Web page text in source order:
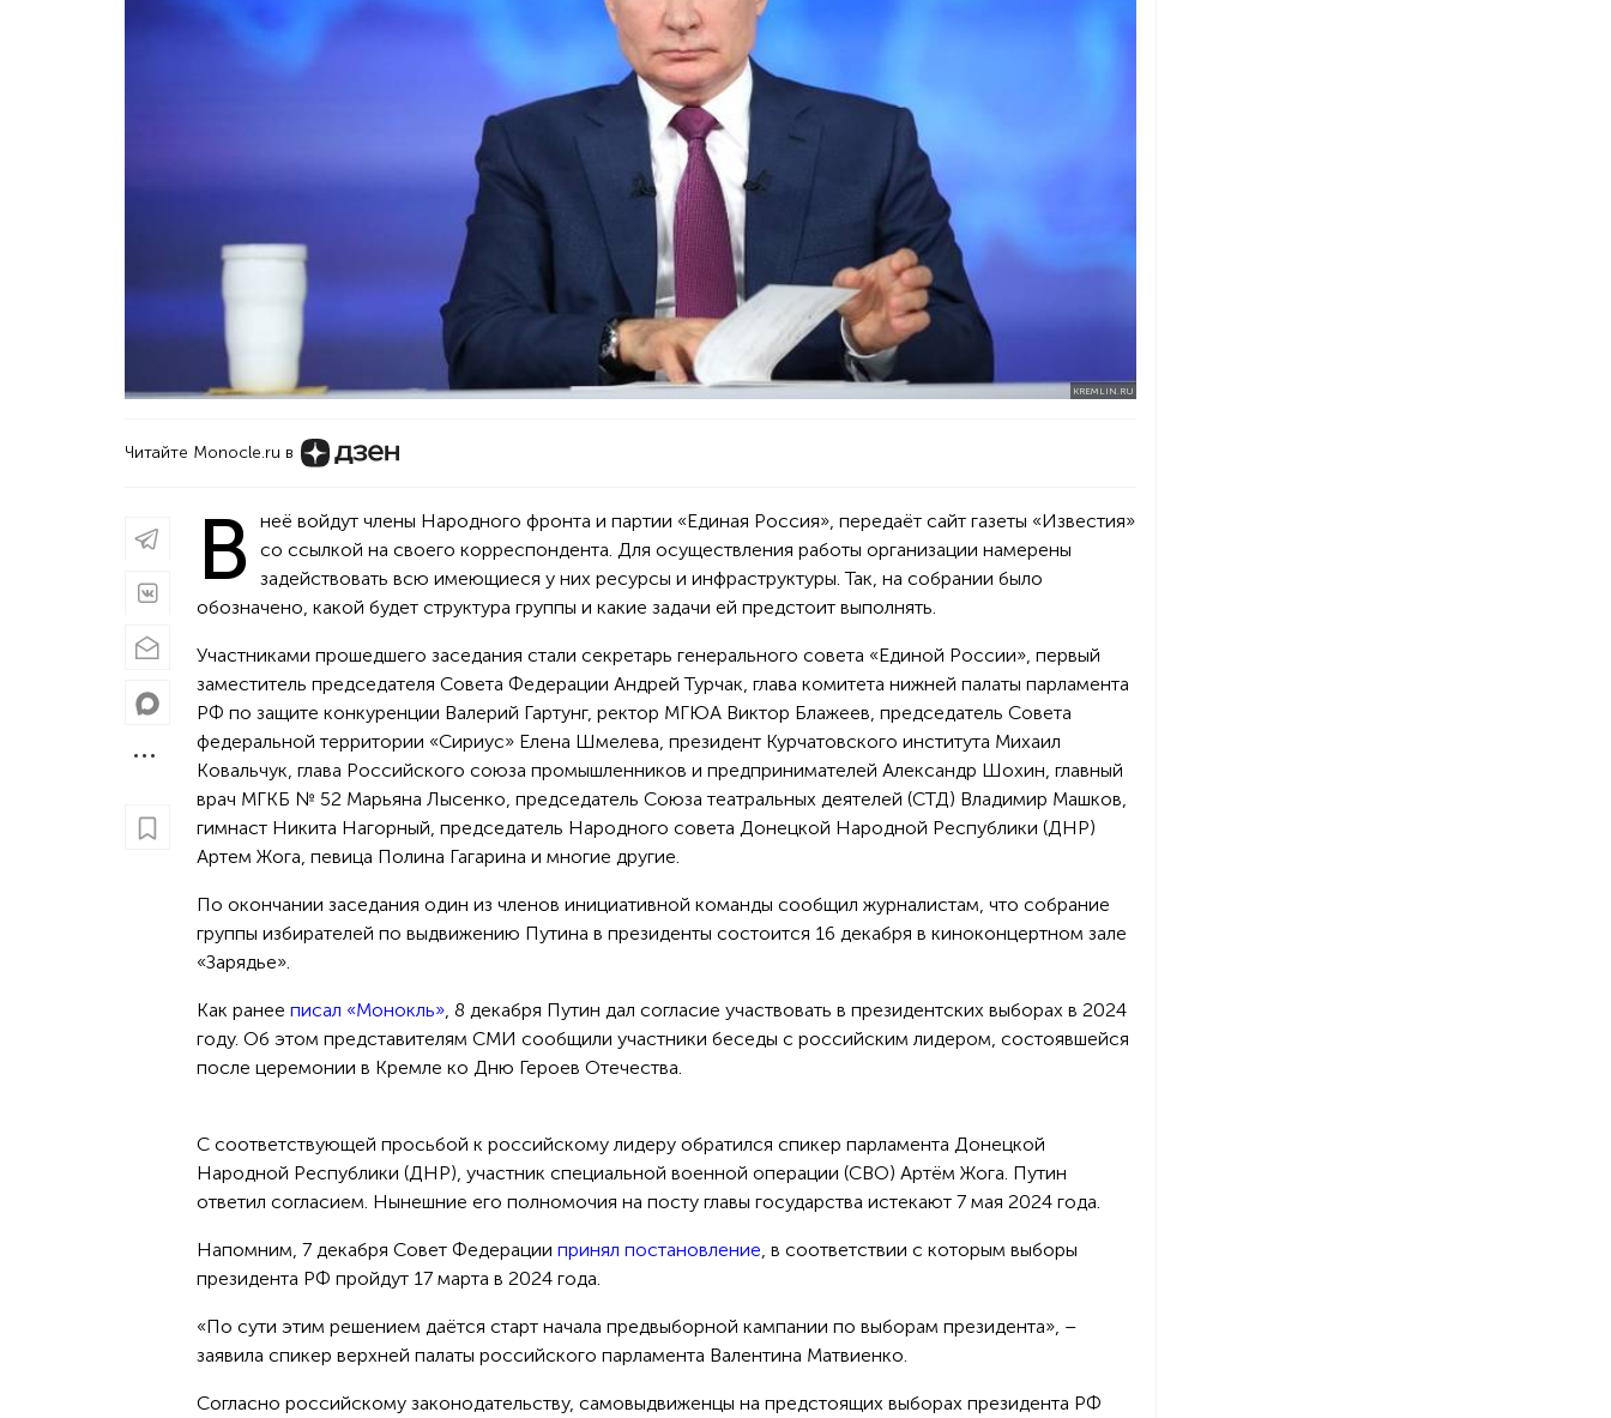
KREMLIN.RU
Читайте Monocle.ru в
В
неё войдут члены Народного фронта и партии «Единая Россия», передаёт сайт газеты «Известия»
со ссылкой на своего корреспондента. Для осуществления работы организации намерены
задействовать всю имеющиеся у них ресурсы и инфраструктуры. Так, на собрании было
обозначено, какой будет структура группы и какие задачи ей предстоит выполнять.
Участниками прошедшего заседания стали секретарь генерального совета «Единой России», первый
заместитель председателя Совета Федерации Андрей Турчак, глава комитета нижней палаты парламента
РФ по защите конкуренции Валерий Гартунг, ректор МГЮА Виктор Блажеев, председатель Совета
федеральной территории «Сириус» Елена Шмелева, президент Курчатовского института Михаил
Ковальчук, глава Российского союза промышленников и предпринимателей Александр Шохин, главный
врач МГКБ № 52 Марьяна Лысенко, председатель Союза театральных деятелей (СТД) Владимир Машков,
гимнаст Никита Нагорный, председатель Народного совета Донецкой Народной Республики (ДНР)
Артем Жога, певица Полина Гагарина и многие другие.
По окончании заседания один из членов инициативной команды сообщил журналистам, что собрание
группы избирателей по выдвижению Путина в президенты состоится 16 декабря в киноконцертном зале
«Зарядье».
Как ранее писал «Монокль» , 8 декабря Путин дал согласие участвовать в президентских выборах в 2024
году. Об этом представителям СМИ сообщили участники беседы с российским лидером, состоявшейся
после церемонии в Кремле ко Дню Героев Отечества.
С соответствующей просьбой к российскому лидеру обратился спикер парламента Донецкой
Народной Республики (ДНР), участник специальной военной операции (СВО) Артём Жога. Путин
ответил согласием. Нынешние его полномочия на посту главы государства истекают 7 мая 2024 года.
Напомним, 7 декабря Совет Федерации принял постановление , в соответствии с которым выборы
президента РФ пройдут 17 марта в 2024 года.
«По сути этим решением даётся старт начала предвыборной кампании по выборам президента», –
заявила спикер верхней палаты российского парламента Валентина Матвиенко.
Согласно российскому законодательству, самовыдвиженцы на предстоящих выборах президента РФ